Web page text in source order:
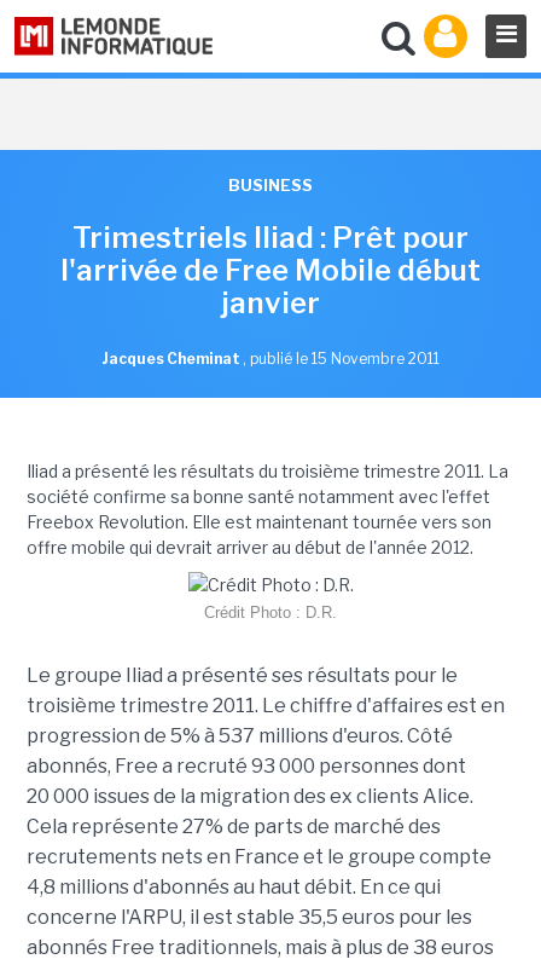
BUSINESS
Trimestriels Iliad : Prêt pour
l'arrivée de Free Mobile début
janvier
Jacques Cheminat , publié le 15 Novembre 2011
Iliad a présenté les résultats du troisième trimestre 2011. La
société confirme sa bonne santé notamment avec l'effet
Freebox Revolution. Elle est maintenant tournée vers son
offre mobile qui devrait arriver au début de l'année 2012.
Crédit Photo : D.R.
Le groupe Iliad a présenté ses résultats pour le
troisième trimestre 2011. Le chiffre d'affaires est en
progression de 5% à 537 millions d'euros. Côté
abonnés, Free a recruté 93 000 personnes dont
20 000 issues de la migration des ex clients Alice.
Cela représente 27% de parts de marché des
recrutements nets en France et le groupe compte
4,8 millions d'abonnés au haut débit. En ce qui
concerne l'ARPU, il est stable 35,5 euros pour les
abonnés Free traditionnels, mais à plus de 38 euros